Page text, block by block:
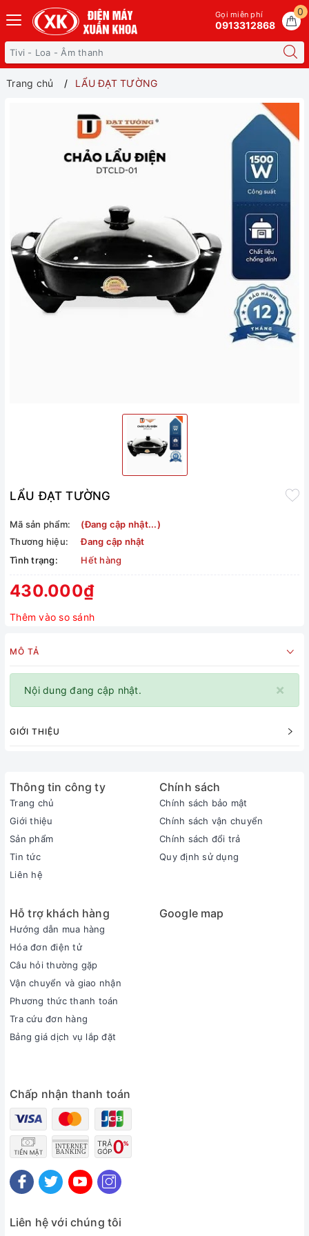
0
Gọi miễn phí
0913312868
Trang chủ LẨU ĐẠT TƯỜNG
LẨU ĐẠT TƯỜNG
Mã sản phẩm:
(Đang cập nhật...)
Thương hiệu:
Đang cập nhật
Tình trạng:
Hết hàng
430.000₫
Thêm vào so sánh
MÔ TẢ
×
Nội dung đang cập nhật.
GIỚI THIỆU
Thông tin công ty
Trang chủ
Giới thiệu
Sản phẩm
Tin tức
Liên hệ
Chính sách
Chính sách bảo mật
Chính sách vận chuyển
Chính sách đổi trả
Quy định sử dụng
Hỗ trợ khách hàng
Hướng dẫn mua hàng
Hóa đơn điện tử
Câu hỏi thường gặp
Vận chuyển và giao nhận
Phương thức thanh toán
Tra cứu đơn hàng
Bảng giá dịch vụ lắp đặt
Google map
Chấp nhận thanh toán
Liên hệ với chúng tôi